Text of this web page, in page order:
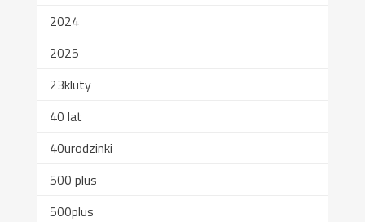
2024
2025
23kluty
40 lat
40urodzinki
500 plus
500plus